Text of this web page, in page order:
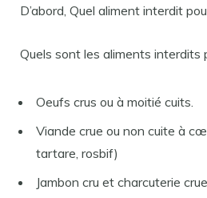
D’abord, Quel aliment interdit
Quels sont les aliments interdits
Oeufs crus ou à moitié cuits.
Viande crue ou non cuite à
tartare, rosbif)
Jambon cru et charcuterie